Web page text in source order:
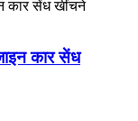
कार सेंध